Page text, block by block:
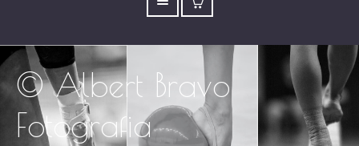
© Albert Bravo
Fotografia